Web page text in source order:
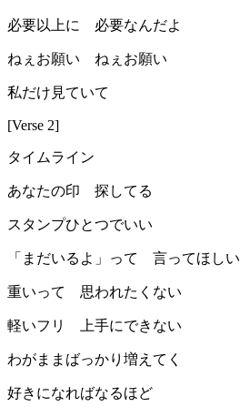
必要以上に 必要なんだよ
ねぇお願い ねぇお願い
私だけ見ていて
[Verse 2]
タイムライン
あなたの印 探してる
スタンプひとつでいい
「まだいるよ」って 言ってほしい
重いって 思われたくない
軽いフリ 上手にできない
わがままばっかり増えてく
好きになればなるほど